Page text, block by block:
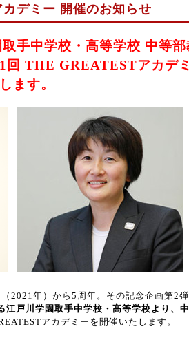
デミー 開催のお知らせ
手中学校・高等学校 中等
回 THE GREATESTアカデ
ます。
2021年）から5周年。その記念企画第2
江戸川学園取手中学校・高等学校より、
アカデミーを開催いたします。